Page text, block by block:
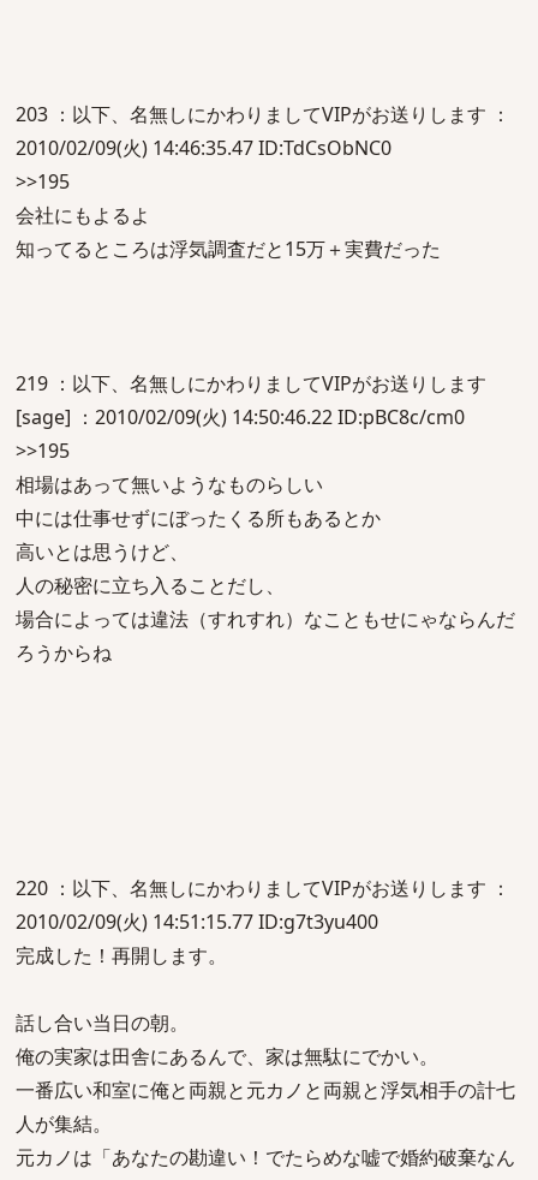
203 ：以下、名無しにかわりましてVIPがお送りします ：
2010/02/09(火) 14:46:35.47 ID:TdCsObNC0
>>195
会社にもよるよ
知ってるところは浮気調査だと15万＋実費だった
219 ：以下、名無しにかわりましてVIPがお送りします
[sage] ：2010/02/09(火) 14:50:46.22 ID:pBC8c/cm0
>>195
相場はあって無いようなものらしい
中には仕事せずにぼったくる所もあるとか
高いとは思うけど、
人の秘密に立ち入ることだし、
場合によっては違法（すれすれ）なこともせにゃならんだ
ろうからね
220 ：以下、名無しにかわりましてVIPがお送りします ：
2010/02/09(火) 14:51:15.77 ID:g7t3yu400
完成した！再開します。
話し合い当日の朝。
俺の実家は田舎にあるんで、家は無駄にでかい。
一番広い和室に俺と両親と元カノと両親と浮気相手の計七
人が集結。
元カノは「あなたの勘違い！でたらめな嘘で婚約破棄なん